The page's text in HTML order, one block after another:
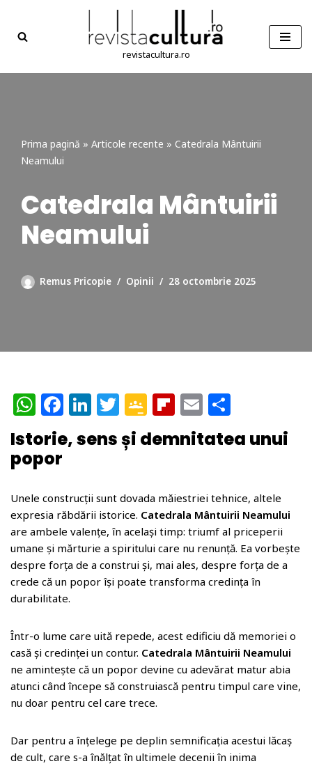
Sari
conținut
revistacultura.ro
Prima pagină » Articole recente » Catedrala Mântuirii
Neamului
Catedrala Mântuirii
Neamului
Remus Pricopie Opinii 28 octombrie 2025
W
at
s
A
p
p
F
c
b
o
o
k
Li
k
dI
n
T
w
itt
r
G
o
o
e
Cl
a
ss
r
o
m
Fl
ip
b
ar
d
E
m
ai ta
az
ă
Istorie, sens și demnitatea unui
popor
Unele construcții sunt dovada măiestriei tehnice, altele
expresia răbdării istorice. Catedrala Mântuirii Neamului
are ambele valențe, în același timp: triumf al priceperii
umane și mărturie a spiritului care nu renunță. Ea vorbește
despre forța de a construi și, mai ales, despre forța de a
crede că un popor își poate transforma credința în
durabilitate.
Într-o lume care uită repede, acest edificiu dă memoriei o
casă și credinței un contur. Catedrala Mântuirii Neamului
ne amintește că un popor devine cu adevărat matur abia
atunci când începe să construiască pentru timpul care vine,
nu doar pentru cel care trece.
Dar pentru a înțelege pe deplin semnificația acestui lăcaș
de cult, care s-a înălțat în ultimele decenii în inima